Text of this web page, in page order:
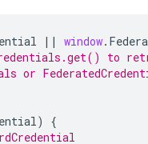
|| window.
to
or
)
{